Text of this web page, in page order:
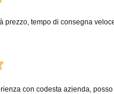
prezzo, tempo di consegna
con codesta azienda,